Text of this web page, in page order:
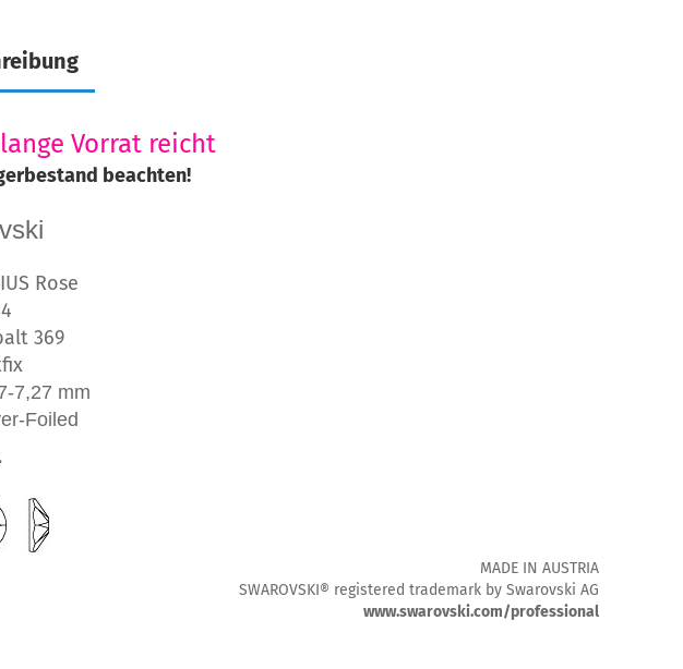
Vorrat reicht
beachten!
Rose
369
7,27 mm
Foiled
MADE IN AUSTRIA
SWAROVSKI® registered trademark by Swarovski AG
www.swarovski.com/professional